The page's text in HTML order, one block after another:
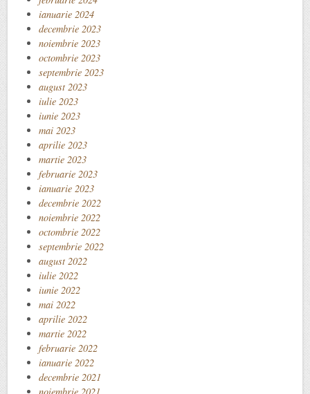
ianuarie 2024
decembrie 2023
noiembrie 2023
octombrie 2023
septembrie 2023
august 2023
iulie 2023
iunie 2023
mai 2023
aprilie 2023
martie 2023
februarie 2023
ianuarie 2023
decembrie 2022
noiembrie 2022
octombrie 2022
septembrie 2022
august 2022
iulie 2022
iunie 2022
mai 2022
aprilie 2022
martie 2022
februarie 2022
ianuarie 2022
decembrie 2021